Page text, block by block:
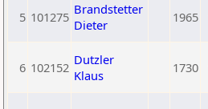
5 101275 Brandstetter
Dieter
1965
6 102152 Dutzler
Klaus
1730